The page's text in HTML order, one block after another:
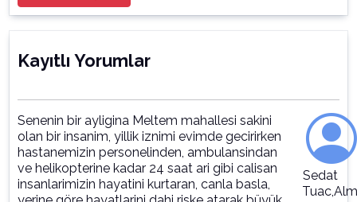
Kayıtlı Yorumlar
Senenin bir ayligina Meltem mahallesi sakini
olan bir insanim, yillik iznimi evimde gecirirken
hastanemizin personelinden, ambulansindan
ve helikopterine kadar 24 saat ari gibi calisan
insanlarimizin hayatini kurtaran, canla basla,
Sedat